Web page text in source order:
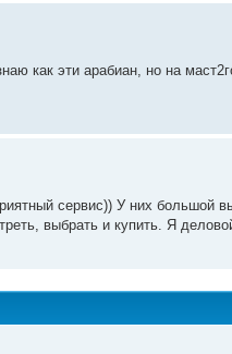
как эти арабиан, но на
сервис)) У них большой
выбрать и купить. Я